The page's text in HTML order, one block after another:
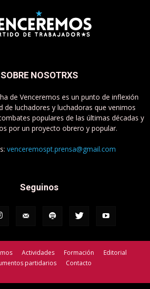
SOBRE NOSOTRXS
de Venceremos es un punto de inflexión
de luchadores y luchadoras que venimos
populares de las últimas décadas y
por un proyecto obrero y popular.
venceremospt.prensa@gmail.com
Seguinos
Actividades Formación
Editorial
partidarios
Contacto